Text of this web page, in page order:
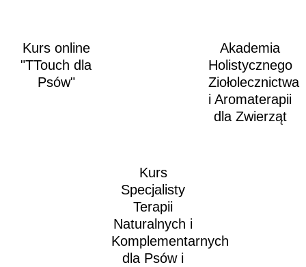
Kurs online
"TTouch dla
Psów"
Kurs
Specjalisty
Terapii
Naturalnych i
Komplementarnych
dla Psów i
Akademia
Holistycznego
Ziołolecznictwa
i Aromaterapii
dla Zwierząt